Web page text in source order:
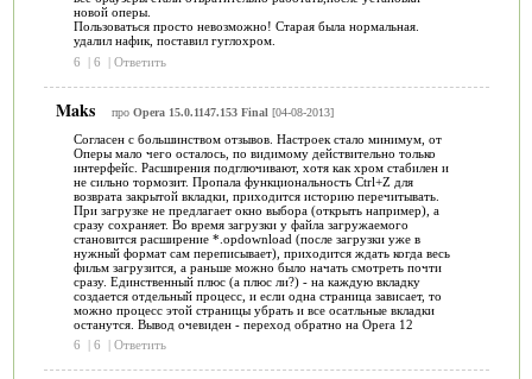
новой оперы.
Пользоваться просто невозможно! Старая была нормальная.
удалил нафик, поставил гуглохром.
6
| 6 | Ответить
Maks про Opera 15.0.1147.153 Final [04-08-2013]
Согласен с большинством отзывов. Настроек стало минимум, от
Оперы мало чего осталось, по видимому действительно только
интерфейс. Расширения подглючивают, хотя как хром стабилен и
не сильно тормозит. Пропала функциональность Ctrl+Z для
возврата закрытой вкладки, приходится историю перечитывать.
При загрузке не предлагает окно выбора (открыть например), а
сразу сохраняет. Во время загрузки у файла загружаемого
становится расширение *.opdownload (после загрузки уже в
нужный формат сам переписывает), приходится ждать когда весь
фильм загрузится, а раньше можно было начать смотреть почти
сразу. Единственный плюс (а плюс ли?) - на каждую вкладку
создается отдельный процесс, и если одна страница зависает, то
можно процесс этой страницы убрать и все осатльные вкладки
останутся. Вывод очевиден - переход обратно на Opera 12
6
| 6 | Ответить